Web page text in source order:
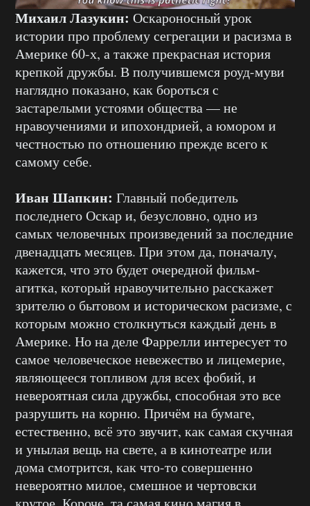
Михаил Лазукин: Оскароносный урок
истории про проблему сегрегации и расизма в
Америке 60-х, а также прекрасная история
крепкой дружбы. В получившемся роуд-муви
наглядно показано, как бороться с
застарелыми устоями общества — не
нравоучениями и ипохондрией, а юмором и
честностью по отношению прежде всего к
самому себе.
Иван Шапкин: Главный победитель
последнего Оскар и, безусловно, одно из
самых человечных произведений за последние
двенадцать месяцев. При этом да, поначалу,
кажется, что это будет очередной фильм-
агитка, который нравоучительно расскажет
зрителю о бытовом и историческом расизме, с
которым можно столкнуться каждый день в
Америке. Но на деле Фаррелли интересует то
самое человеческое невежество и лицемерие,
являющееся топливом для всех фобий, и
невероятная сила дружбы, способная это все
разрушить на корню. Причём на бумаге,
естественно, всё это звучит, как самая скучная
и унылая вещь на свете, а в кинотеатре или
дома смотрится, как что-то совершенно
невероятно милое, смешное и чертовски